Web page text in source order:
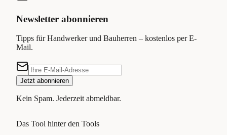
Newsletter abonnieren
Tipps für Handwerker und Bauherren – kostenlos per E-
Mail.
Jetzt abonnieren
Kein Spam. Jederzeit abmeldbar.
Das Tool hinter den Tools